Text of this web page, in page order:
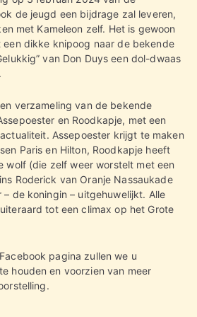
de jeugd een bijdrage zal leveren,
met Kameleon zelf. Het is gewoon
een dikke knipoog naar de bekende
van Don Duys een dol-dwaas
verzameling van de bekende
en Roodkapje, met een
Assepoester krijgt te maken
Paris en Hilton, Roodkapje heeft
wolf (die zelf weer worstelt met een
Roderick van Oranje Nassaukade
de koningin – uitgehuwelijkt. Alle
tot een climax op het Grote
pagina zullen we u
houden en voorzien van meer